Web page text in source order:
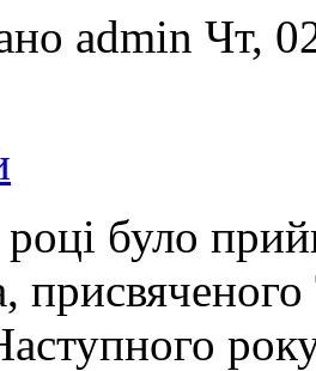
admin Чт,
було